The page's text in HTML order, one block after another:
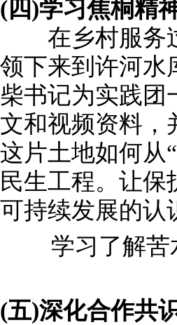
(四)学习焦桐精
在乡村服务过
领下来到许河水
柴书记为实践团
文和视频资料，
这片土地如何从
民生工程。让
可持续发展的认
学习了解苦水
(五)深化合作共